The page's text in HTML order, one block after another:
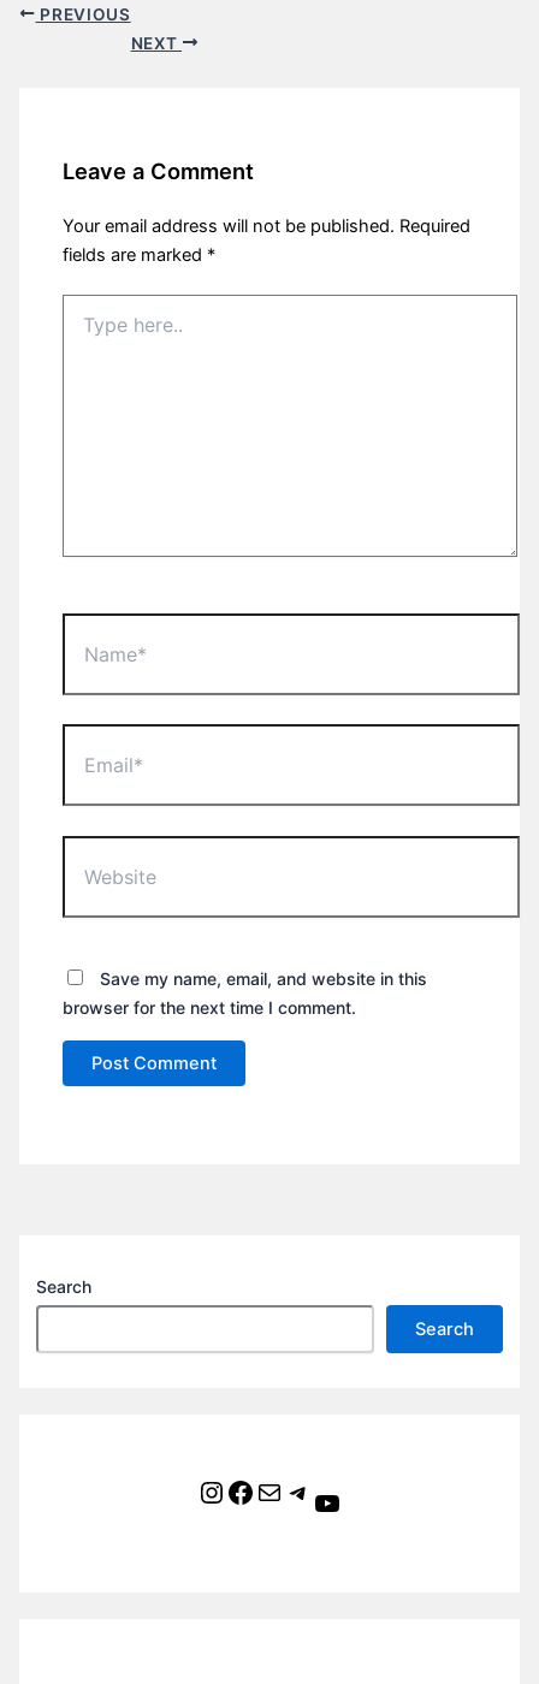
PREVIOUS
NEXT
Leave a Comment
Your email address will not be published. Required
fields are marked *
here..
Save my name, email, and website in this
browser for the next time I comment.
Search
Search
Instagram Facebook Mail Telegram YouTube